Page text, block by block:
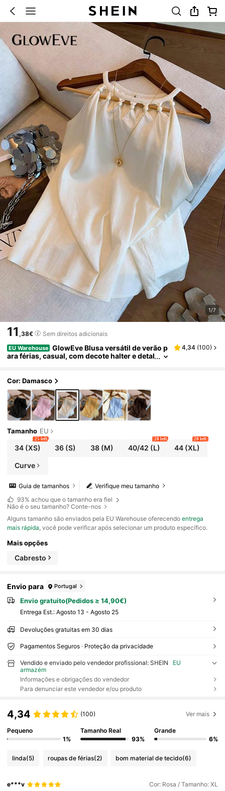
1/7
11 ,38€ Sem direitos adicionais
EU Warehouse GlowEve Blusa versátil de verão p
ara férias, casual, com decote halter e detal
4,34 (100)
Cor: Damasco
Tamanho EU
34(XS)
25 left
36 (S) 38(M) 40/42 (L)
28 left
44 (XL)
20 left
Curve
Verifique meu tamanho
Guia de tamanhos
93% achou que o tamanho era fiel
Não é o seu tamanho? Conte-nos
Alguns tamanho são enviados pela EU Warehouse oferecendoentrega
mais rápida, você pode verificar após selecionar um produto específico.
Mais opções
Cabresto
Envio para Portugal
Envio gratuito(Pedidos ≥ 14,90€)
Entrega Est.: Agosto 13 - Agosto 25
Devoluções gratuitas em 30 dias
Pagamentos Seguros · Proteção da privacidade
Vendido e enviado pelo vendedor profissional: SHEIN
EU
armazém
Informações e obrigações do vendedor
Para denunciar este vendedor e/ou produto
4,34 (100) Ver mais
Pequeno
1%
Tamanho Real
93%
Grande
6%
linda(5) roupas de férias(2) bom material de tecido(6)
e***v Cor: Rosa / Tamanho: XL